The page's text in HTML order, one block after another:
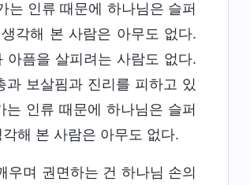
는 인류 때문에 하나님은 슬퍼
각해 본 사람은 아무도 없다.
픔을 살피려는 사람도 없다.
보살핌과 진리를 피하고 있
인류 때문에 하나님은 슬퍼
해 본 사람은 아무도 없다.
며 권면하는 건 하나님 손의